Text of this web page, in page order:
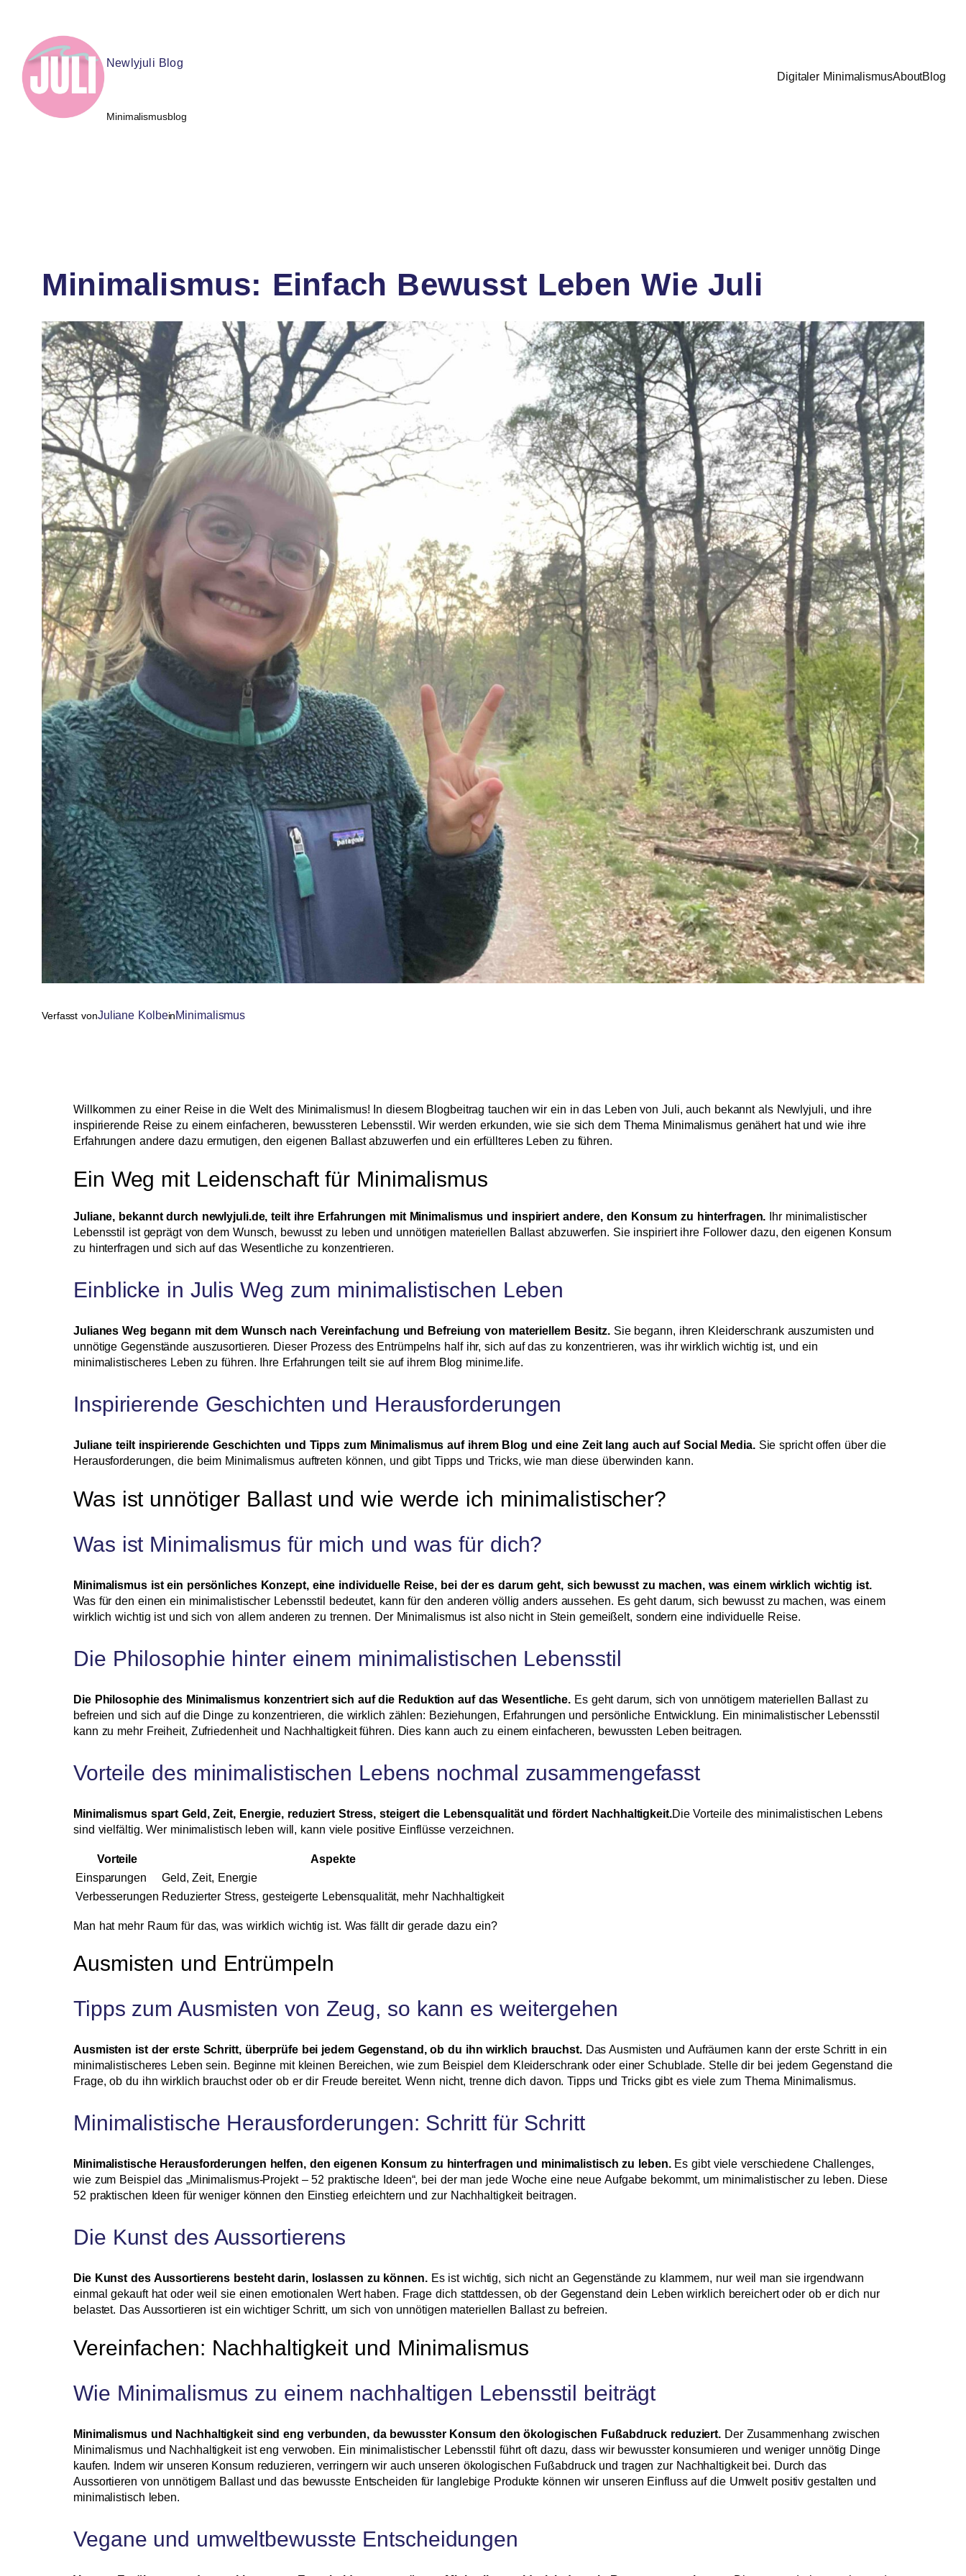
Newlyjuli Blog
Minimalismusblog
Digitaler MinimalismusAboutBlog
Minimalismus: Einfach Bewusst Leben Wie Juli
Verfasst vonJuliane KolbeinMinimalismus
Willkommen zu einer Reise in die Welt des Minimalismus! In diesem Blogbeitrag tauchen wir ein in das Leben von Juli, auch bekannt als Newlyjuli, und ihre
inspirierende Reise zu einem einfacheren, bewussteren Lebensstil. Wir werden erkunden, wie sie sich dem Thema Minimalismus genähert hat und wie ihre
Erfahrungen andere dazu ermutigen, den eigenen Ballast abzuwerfen und ein erfüllteres Leben zu führen.
Ein Weg mit Leidenschaft für Minimalismus
Juliane, bekannt durch newlyjuli.de, teilt ihre Erfahrungen mit Minimalismus und inspiriert andere, den Konsum zu hinterfragen. Ihr minimalistischer
Lebensstil ist geprägt von dem Wunsch, bewusst zu leben und unnötigen materiellen Ballast abzuwerfen. Sie inspiriert ihre Follower dazu, den eigenen Konsum
zu hinterfragen und sich auf das Wesentliche zu konzentrieren.
Einblicke in Julis Weg zum minimalistischen Leben
Julianes Weg begann mit dem Wunsch nach Vereinfachung und Befreiung von materiellem Besitz.Sie begann, ihren Kleiderschrank auszumisten und
unnötige Gegenstände auszusortieren. Dieser Prozess des Entrümpelns half ihr, sich auf das zu konzentrieren, was ihr wirklich wichtig ist, und ein
minimalistischeres Leben zu führen. Ihre Erfahrungen teilt sie auf ihrem Blog minime.life.
Inspirierende Geschichten und Herausforderungen
Juliane teilt inspirierende Geschichten und Tipps zum Minimalismus auf ihrem Blog und eine Zeit lang auch auf Social Media.Sie spricht offen über die
Herausforderungen, die beim Minimalismus auftreten können, und gibt Tipps und Tricks, wie man diese überwinden kann.
Was ist unnötiger Ballast und wie werde ich minimalistischer?
Was ist Minimalismus für mich und was für dich?
Minimalismus ist ein persönliches Konzept, eine individuelle Reise, bei der es darum geht, sich bewusst zu machen, was einem wirklich wichtig ist.
Was für den einen ein minimalistischer Lebensstil bedeutet, kann für den anderen völlig anders aussehen. Es geht darum, sich bewusst zu machen, was einem
wirklich wichtig ist und sich von allem anderen zu trennen. Der Minimalismus ist also nicht in Stein gemeißelt, sondern eine individuelle Reise.
Die Philosophie hinter einem minimalistischen Lebensstil
Die Philosophie des Minimalismus konzentriert sich auf die Reduktion auf das Wesentliche. Es geht darum, sich von unnötigem materiellen Ballast zu
befreien und sich auf die Dinge zu konzentrieren, die wirklich zählen: Beziehungen, Erfahrungen und persönliche Entwicklung. Ein minimalistischer Lebensstil
kann zu mehr Freiheit, Zufriedenheit und Nachhaltigkeit führen. Dies kann auch zu einem einfacheren, bewussten Leben beitragen.
Vorteile des minimalistischen Lebens nochmal zusammengefasst
Minimalismus spart Geld, Zeit, Energie, reduziert Stress, steigert die Lebensqualität und fördert Nachhaltigkeit.Die Vorteile des minimalistischen Lebens
sind vielfältig. Wer minimalistisch leben will, kann viele positive Einflüsse verzeichnen.
Vorteile
Aspekte
Einsparungen
Geld, Zeit, Energie
Verbesserungen Reduzierter Stress, gesteigerte Lebensqualität, mehr Nachhaltigkeit
Man hat mehr Raum für das, was wirklich wichtig ist. Was fällt dir gerade dazu ein?
Ausmisten und Entrümpeln
Tipps zum Ausmisten von Zeug, so kann es weitergehen
Ausmisten ist der erste Schritt, überprüfe bei jedem Gegenstand, ob du ihn wirklich brauchst.Das Ausmisten und Aufräumen kann der erste Schritt in ein
minimalistischeres Leben sein. Beginne mit kleinen Bereichen, wie zum Beispiel dem Kleiderschrank oder einer Schublade. Stelle dir bei jedem Gegenstand die
Frage, ob du ihn wirklich brauchst oder ob er dir Freude bereitet. Wenn nicht, trenne dich davon. Tipps und Tricks gibt es viele zum Thema Minimalismus.
Minimalistische Herausforderungen: Schritt für Schritt
Minimalistische Herausforderungen helfen, den eigenen Konsum zu hinterfragen und minimalistisch zu leben.Es gibt viele verschiedene Challenges,
wie zum Beispiel das „Minimalismus-Projekt – 52 praktische Ideen“, bei der man jede Woche eine neue Aufgabe bekommt, um minimalistischer zu leben. Diese
52 praktischen Ideen für weniger können den Einstieg erleichtern und zur Nachhaltigkeit beitragen.
Die Kunst des Aussortierens
Die Kunst des Aussortierens besteht darin, loslassen zu können.Es ist wichtig, sich nicht an Gegenstände zu klammern, nur weil man sie irgendwann
einmal gekauft hat oder weil sie einen emotionalen Wert haben. Frage dich stattdessen, ob der Gegenstand dein Leben wirklich bereichert oder ob er dich nur
belastet. Das Aussortieren ist ein wichtiger Schritt, um sich von unnötigen materiellen Ballast zu befreien.
Vereinfachen: Nachhaltigkeit und Minimalismus
Wie Minimalismus zu einem nachhaltigen Lebensstil beiträgt
Minimalismus und Nachhaltigkeit sind eng verbunden, da bewusster Konsum den ökologischen Fußabdruck reduziert. Der Zusammenhang zwischen
Minimalismus und Nachhaltigkeit ist eng verwoben. Ein minimalistischer Lebensstil führt oft dazu, dass wir bewusster konsumieren und weniger unnötig Dinge
kaufen. Indem wir unseren Konsum reduzieren, verringern wir auch unseren ökologischen Fußabdruck und tragen zur Nachhaltigkeit bei. Durch das
Aussortieren von unnötigem Ballast und das bewusste Entscheiden für langlebige Produkte können wir unseren Einfluss auf die Umwelt positiv gestalten und
minimalistisch leben.
Vegane und umweltbewusste Entscheidungen